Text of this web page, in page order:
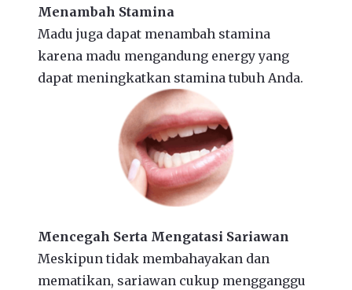
Menambah Stamina
Madu juga dapat menambah stamina
karena madu mengandung energy yang
dapat meningkatkan stamina tubuh Anda.
Mencegah Serta Mengatasi Sariawan
Meskipun tidak membahayakan dan
mematikan, sariawan cukup mengganggu